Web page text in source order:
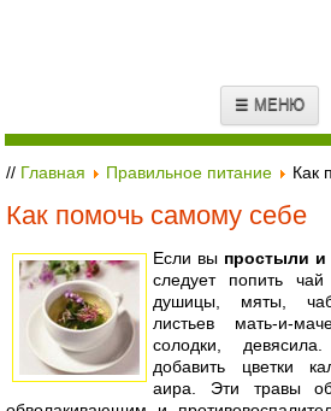
☰ МЕНЮ
// Главная Правильное питание Как
Как помочь самому себе
Если вы простыли и
следует попить
душицы, мяты,
листьев мать-и-
солодки,
добавить цветки
аира. Эти травы